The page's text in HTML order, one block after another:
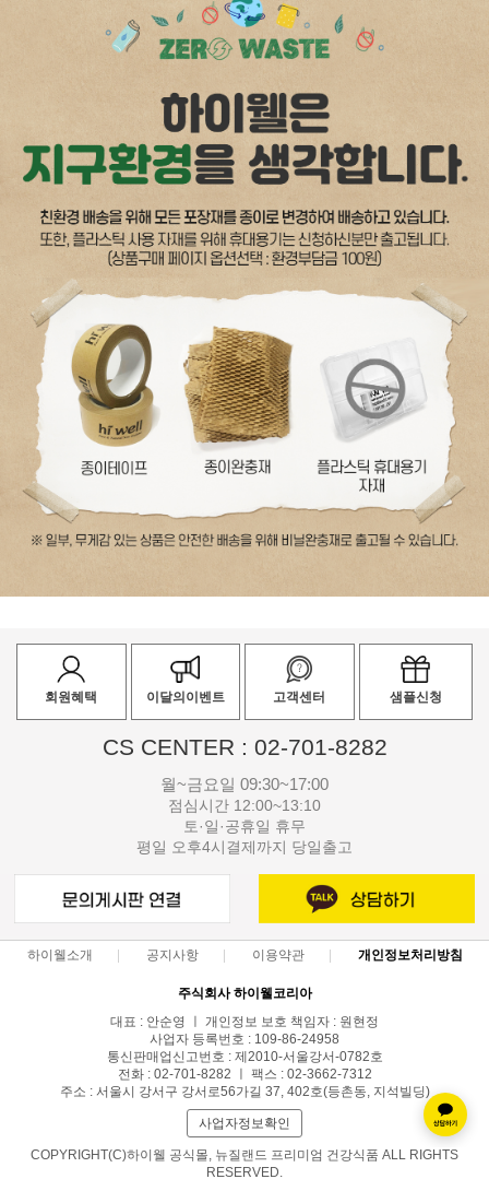
회원혜택 이달의이벤트 고객센터 샘플신청
CS CENTER : 02-701-8282
월~금요일 09:30~17:00
점심시간 12:00~13:10
토·일·공휴일 휴무
평일 오후4시결제까지 당일출고
하이웰소개 공지사항 이용약관 개인정보처리방침
주식회사 하이웰코리아
대표 : 안순영 ㅣ 개인정보 보호 책임자 : 원현정
사업자 등록번호 : 109-86-24958
통신판매업신고번호 : 제2010-서울강서-0782호
전화 : 02-701-8282 ㅣ 팩스 : 02-3662-7312
주소 : 서울시 강서구 강서로56가길 37, 402호(등촌동, 지석빌딩)
사업자정보확인
COPYRIGHT(C)하이웰 공식몰, 뉴질랜드 프리미엄 건강식품 ALL RIGHTS
RESERVED.